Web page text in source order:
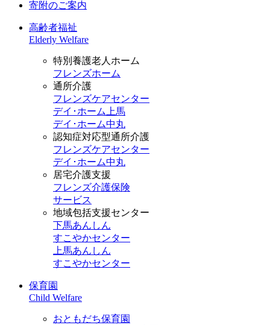
寄附のご案内
高齢者福祉
Elderly Welfare
特別養護老人ホーム
フレンズホーム
通所介護
フレンズケアセンター
デイ･ホーム上馬
デイ･ホーム中丸
認知症対応型通所介護
フレンズケアセンター
デイ･ホーム中丸
居宅介護支援
フレンズ介護保険
サービス
地域包括支援センター
下馬あんしん
すこやかセンター
上馬あんしん
すこやかセンター
保育園
Child Welfare
おともだち保育園